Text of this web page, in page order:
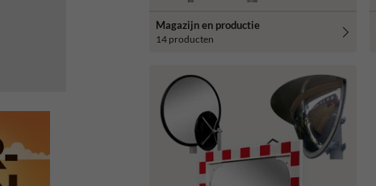
Magazijn en productie
14 producten